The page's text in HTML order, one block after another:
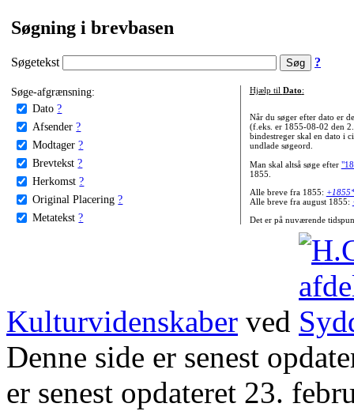
Søgning i brevbasen
Søgetekst ?
Søge-afgrænsning:
Dato ?
Afsender ?
Modtager ?
Brevtekst ?
Herkomst ?
Original Placering ?
Metatekst ?
Hjælp til Dato:
Når du søger efter dato er
(f.eks. er 1855-08-02 den
bindestreger skal en dato i
undlade søgeord.
Man skal altså søge efter
1855.
Alle breve fra 1855:
Alle breve fra august 1855:
Det er på nuværende
Kulturvidenskaber ved
Denne side er senest
er senest opdateret 23.